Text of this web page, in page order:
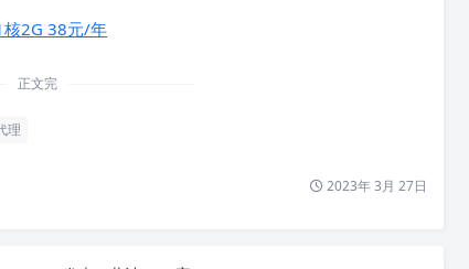
2G 38元/年
正文完
理
2023年 3月 27日